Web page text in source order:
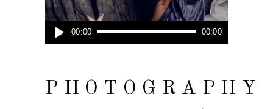
Audio
Player
00:00 00:00
PHOTOGRAPHY